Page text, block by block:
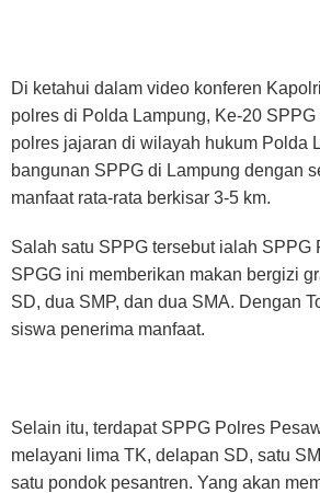
Di ketahui dalam video konferen
polres di Polda Lampung, Ke-20
polres jajaran di wilayah hukum Polda
bangunan SPPG di Lampung dengan
manfaat rata-rata berkisar 3-5 km.
Salah satu SPPG tersebut ialah SPPG
SPGG ini memberikan makan bergizi
SD, dua SMP, dan dua SMA. Dengan
siswa penerima manfaat.
Selain itu, terdapat SPPG Polres
melayani lima TK, delapan SD, satu
satu pondok pesantren. Yang akan